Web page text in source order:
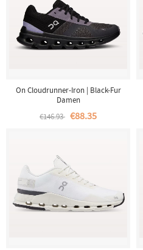
On Cloudrunner-Iron | Black-Fur
Damen
€146.93 €88.35